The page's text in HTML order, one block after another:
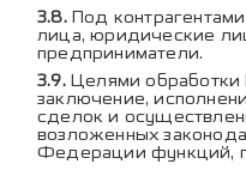
Под
лица, юридические
предприниматели.
Целями обработки
заключение,
сделок и
возложенных
Федерации функций,